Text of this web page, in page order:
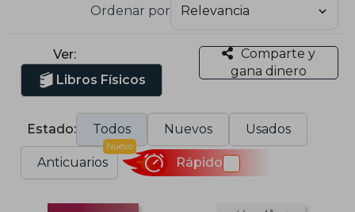
Ordenar por
Ver:
Libros Físicos
Comparte y
gana dinero
Estado: Todos Nuevos Usados
Anticuarios
Nuevo
Rápido